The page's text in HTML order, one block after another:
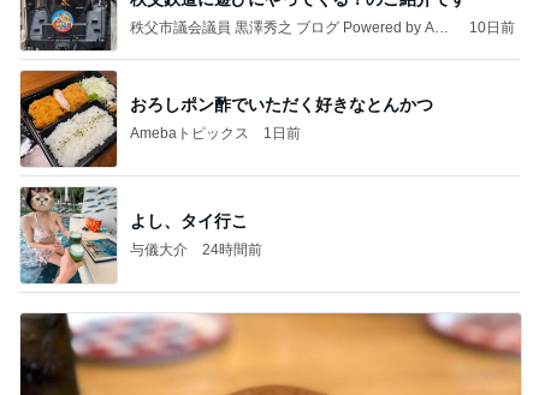
秩父市議会議員 黒澤秀之 ブログ Powered by Ame
10日前
おろしポン酢でいただく好きなとんかつ
Amebaトピックス 1日前
よし、タイ行こ
与儀大介 24時間前